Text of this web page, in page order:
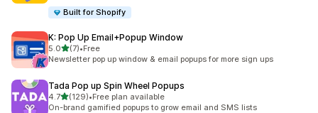
Built for Shopify
K: Pop Up Email+Popup Window
5.0滿分 5 顆星
(7)
共有 7 則評價
•Free
Newsletter pop up window & email popups for more sign ups
Tada Pop up Spin Wheel Popups
4.7滿分 5 顆星
(129)
共有 129 則評價
•Free plan available
On-brand gamified popups to grow email and SMS lists